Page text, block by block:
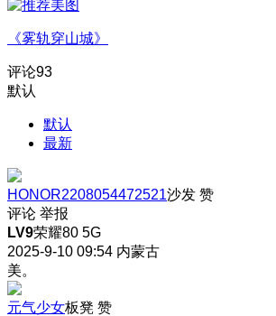
《雾轨穿山城》
评论93
默认
默认
最新
HONOR2208054472521沙发 赞
评论 举报
LV9荣耀80 5G
2025-9-10 09:54 内蒙古
美。
元气少女板凳 赞